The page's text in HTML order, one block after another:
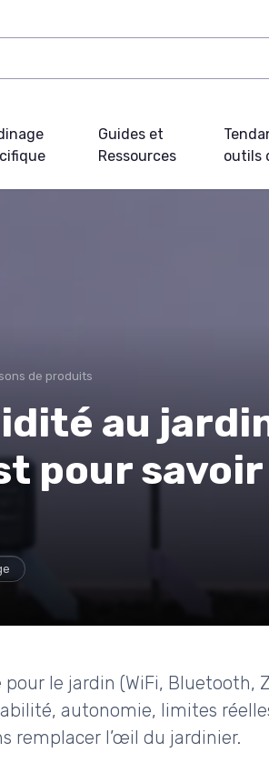
Guides et
Ressources
outils
de produits
au
pour savoir
le jardin (WiFi, Bluetooth,
autonomie, limites
remplacer l’œil du jardinier.